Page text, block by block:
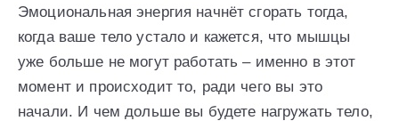
Эмоциональная энергия начнёт сгорать тогда,
когда ваше тело устало и кажется, что мышцы
уже больше не могут работать – именно в этот
момент и происходит то, ради чего вы это
начали. И чем дольше вы будете нагружать тело,